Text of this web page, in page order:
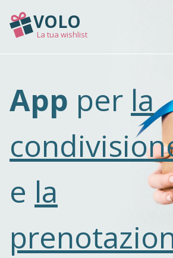
VOLO
La tua wishlist
PANORAMICA
App per la
e la